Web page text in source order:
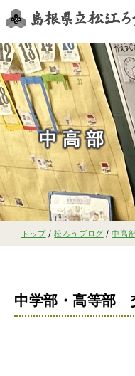
このページの本文へ
中高部
現
在
置：
トップ/松ろうブログ /中高
中学部・高等部